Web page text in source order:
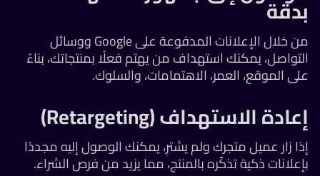
بدقة
من خلال الإعلانات المدفوعة على Google ووسائل
التواصل، يمكنك استهداف من يهتم فعلًا بمنتجاتك، بناءً
على الموقع، العمر، الاهتمامات، والسلوك.
إعادة الاستهداف (Retargeting)
إذا زار عميل متجرك ولم يشترِ، يمكنك الوصول إليه مجددًا
بإعلانات ذكية تذكّره بالمنتج، مما يزيد من فرص الشراء.